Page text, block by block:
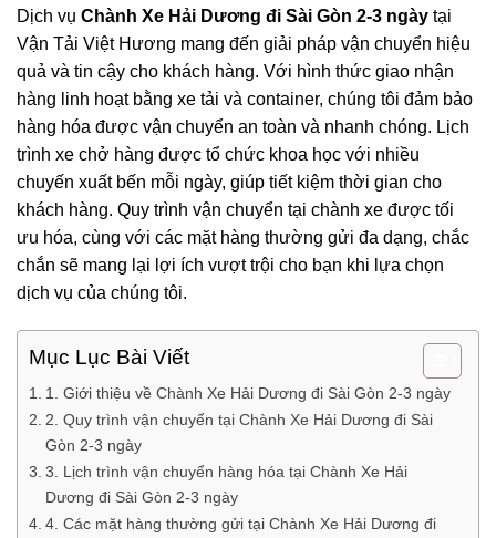
Dịch vụ Chành Xe Hải Dương đi Sài Gòn 2-3 ngày tại
Vận Tải Việt Hương mang đến giải pháp vận chuyển hiệu
quả và tin cậy cho khách hàng. Với hình thức giao nhận
hàng linh hoạt bằng xe tải và container, chúng tôi đảm bảo
hàng hóa được vận chuyển an toàn và nhanh chóng. Lịch
trình xe chở hàng được tổ chức khoa học với nhiều
chuyến xuất bến mỗi ngày, giúp tiết kiệm thời gian cho
khách hàng. Quy trình vận chuyển tại chành xe được tối
ưu hóa, cùng với các mặt hàng thường gửi đa dạng, chắc
chắn sẽ mang lại lợi ích vượt trội cho bạn khi lựa chọn
dịch vụ của chúng tôi.
Mục Lục Bài Viết
1. Giới thiệu về Chành Xe Hải Dương đi Sài Gòn 2-3 ngày
2. Quy trình vận chuyển tại Chành Xe Hải Dương đi Sài
Gòn 2-3 ngày
3. Lịch trình vận chuyển hàng hóa tại Chành Xe Hải
Dương đi Sài Gòn 2-3 ngày
4. Các mặt hàng thường gửi tại Chành Xe Hải Dương đi